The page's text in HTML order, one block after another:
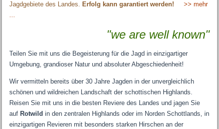
Jagdgebiete des Landes. Erfolg kann garantiert werden!
>> mehr
...
"we are well known"
Teilen Sie mit uns die Begeisterung für die Jagd in einzigartiger
Umgebung, grandioser Natur und absoluter Abgeschiedenheit!
Wir vermitteln bereits über 30 Jahre Jagden in der unvergleichlich
schönen und wildreichen Landschaft der schottischen Highlands.
Reisen Sie mit uns in die besten Reviere des Landes und jagen Sie
auf Rotwild in den zentralen Highlands oder im Norden Schottlands, in
einzigartigen Revieren mit besonders starken Hirschen an der